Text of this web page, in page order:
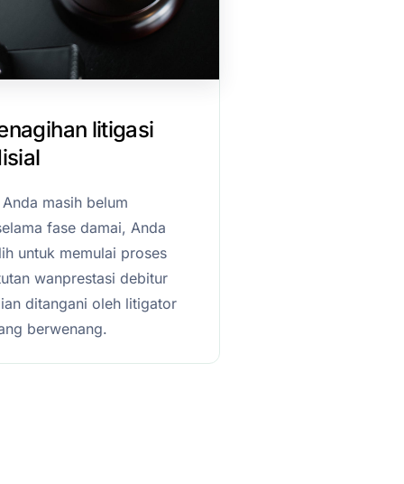
litigasi
masih belum
fase damai, Anda
untuk memulai proses
wanprestasi debitur
ditangani oleh litigator
berwenang.